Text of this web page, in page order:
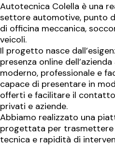
Autotecnica Colella è una
settore automotive, punto
di officina meccanica,
veicoli.
Il progetto nasce
presenza online
moderno, professionale e
capace di presentare in
offerti e facilitare il
privati e aziende.
Abbiamo realizzato una
progettata per trasmettere
tecnica e rapidità di